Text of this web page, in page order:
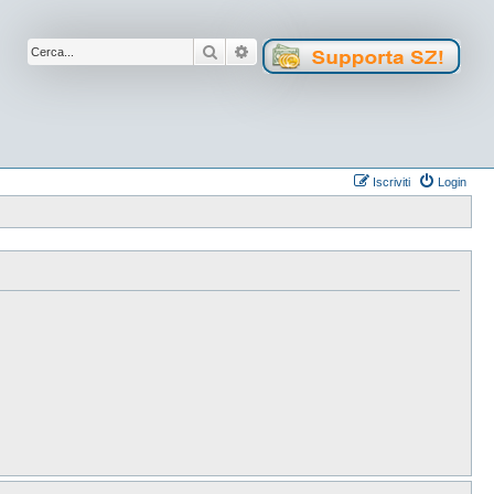
Cerca Ricerca avanzata
Login
Iscriviti